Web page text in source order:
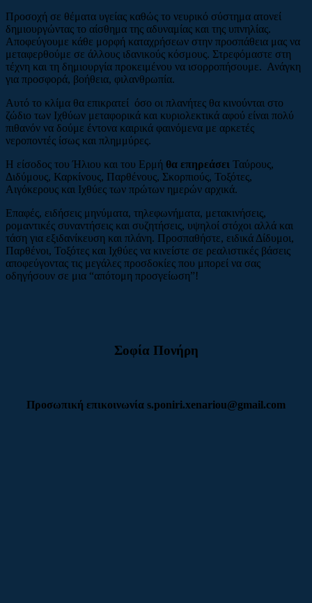
Προσοχή σε θέματα υγείας καθώς το νευρικό σύστημα ατονεί
δημιουργώντας το αίσθημα της αδυναμίας και της υπνηλίας.
Αποφεύγουμε κάθε μορφή καταχρήσεων στην προσπάθεια μας να
μεταφερθούμε σε άλλους ιδανικούς κόσμους. Στρεφόμαστε στη
τέχνη και τη δημιουργία προκειμένου να ισορροπήσουμε. Ανάγκη
για προσφορά, βοήθεια, φιλανθρωπία.
Αυτό το κλίμα θα επικρατεί όσο οι πλανήτες θα κινούνται στο
ζώδιο των Ιχθύων μεταφορικά και κυριολεκτικά αφού είναι πολύ
πιθανόν να δούμε έντονα καιρικά φαινόμενα με αρκετές
νεροποντές ίσως και πλημμύρες.
Η είσοδος του Ήλιου και του Ερμή θα επηρεάσει Ταύρους,
Διδύμους, Καρκίνους, Παρθένους, Σκορπιούς, Τοξότες,
Αιγόκερους και Ιχθύες των πρώτων ημερών αρχικά.
Επαφές, ειδήσεις μηνύματα, τηλεφωνήματα, μετακινήσεις,
ρομαντικές συναντήσεις και συζητήσεις, υψηλοί στόχοι αλλά και
τάση για εξιδανίκευση και πλάνη. Προσπαθήστε, ειδικά Δίδυμοι,
Παρθένοι, Τοξότες και Ιχθύες να κινείστε σε ρεαλιστικές βάσεις
αποφεύγοντας τις μεγάλες προσδοκίες που μπορεί να σας
οδηγήσουν σε μια “απότομη προσγείωση”!
Σοφία Πονήρη
Προσωπική επικοινωνία s.poniri.xenariou@gmail.com